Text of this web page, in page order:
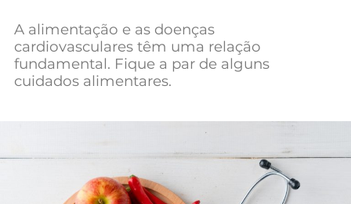
A alimentação e as doenças
cardiovasculares têm uma relação
fundamental. Fique a par de alguns
cuidados alimentares.